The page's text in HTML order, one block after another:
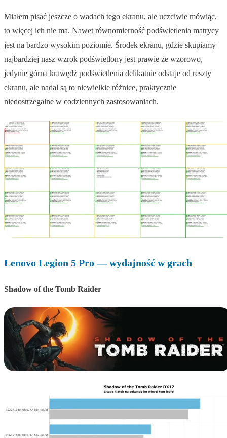
Miałem pisać jeszcze o wadach tego ekranu, ale uczciwie mówiąc,
to więcej ich nie ma. Nawet równomierność podświetlenia matrycy
jest na bardzo wysokim poziomie. Środek ekranu, gdzie skupiamy
najbardziej nasz wzrok podświetlony jest prawie że wzorowo,
jedynie górna krawędź podświetlenia delikatnie odstaje od reszty
ekranu, ale nadal są to niewielkie różnice, praktycznie
niedostrzegalne w codziennych zastosowaniach.
Lenovo Legion 5 Pro — wydajność w grach
Shadow of the Tomb Raider